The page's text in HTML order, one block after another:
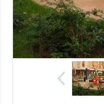
Добавить фотографию